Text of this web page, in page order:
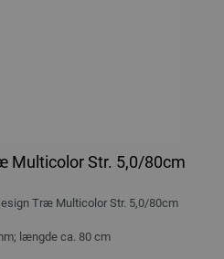
Multicolor Str. 5,0/80cm
Træ Multicolor Str. 5,0/80cm
længde ca. 80 cm